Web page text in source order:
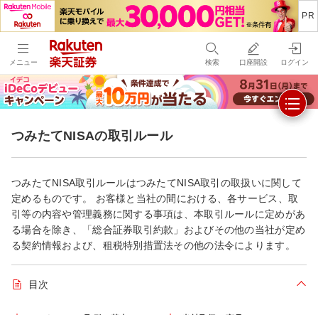
メニュー 検索 口座開設 ログイン
つみたてNISAの取引ルール
つみたてNISA取引ルールはつみたてNISA取引の取扱いに関して
定めるものです。 お客様と当社の間における、各サービス、取
引等の内容や管理義務に関する事項は、本取引ルールに定めがあ
る場合を除き、「総合証券取引約款」およびその他の当社が定め
る契約情報および、租税特別措置法その他の法令によります。
目次